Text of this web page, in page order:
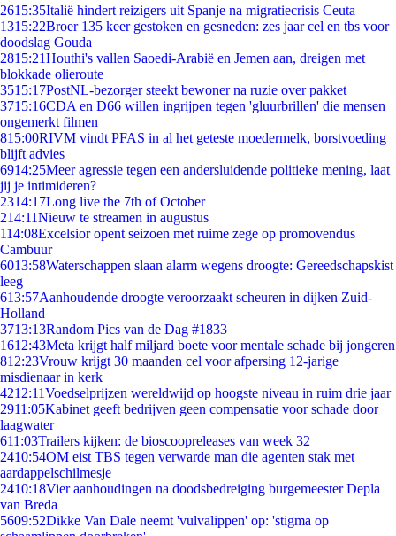
2615:35Italië hindert reizigers uit Spanje na migratiecrisis Ceuta
1315:22Broer 135 keer gestoken en gesneden: zes jaar cel en tbs voor
doodslag Gouda
2815:21Houthi's vallen Saoedi-Arabië en Jemen aan, dreigen met
blokkade olieroute
3515:17PostNL-bezorger steekt bewoner na ruzie over pakket
3715:16CDA en D66 willen ingrijpen tegen 'gluurbrillen' die mensen
ongemerkt filmen
815:00RIVM vindt PFAS in al het geteste moedermelk, borstvoeding
blijft advies
6914:25Meer agressie tegen een andersluidende politieke mening, laat
jij je intimideren?
2314:17Long live the 7th of October
214:11Nieuw te streamen in augustus
114:08Excelsior opent seizoen met ruime zege op promovendus
Cambuur
6013:58Waterschappen slaan alarm wegens droogte: Gereedschapskist
leeg
613:57Aanhoudende droogte veroorzaakt scheuren in dijken Zuid-
Holland
3713:13Random Pics van de Dag #1833
1612:43Meta krijgt half miljard boete voor mentale schade bij jongeren
812:23Vrouw krijgt 30 maanden cel voor afpersing 12-jarige
misdienaar in kerk
4212:11Voedselprijzen wereldwijd op hoogste niveau in ruim drie jaar
2911:05Kabinet geeft bedrijven geen compensatie voor schade door
laagwater
611:03Trailers kijken: de bioscoopreleases van week 32
2410:54OM eist TBS tegen verwarde man die agenten stak met
aardappelschilmesje
2410:18Vier aanhoudingen na doodsbedreiging burgemeester Depla
van Breda
5609:52Dikke Van Dale neemt 'vulvalippen' op: 'stigma op